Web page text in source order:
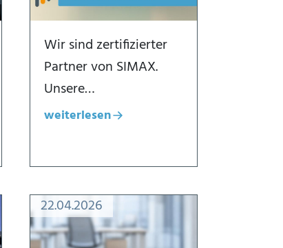
Wir sind zertifizierter
Partner von SIMAX.
Unsere…
weiterlesen
Dialogfenster öffnen
22.04.2026